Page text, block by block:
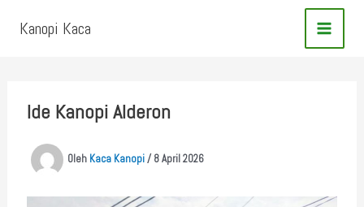
Kanopi Kaca
Ide Kanopi Alderon
Oleh Kaca Kanopi/8 April 2026